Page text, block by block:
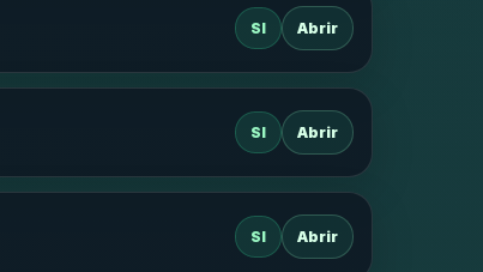
SI Abrir
SI Abrir
SI Abrir